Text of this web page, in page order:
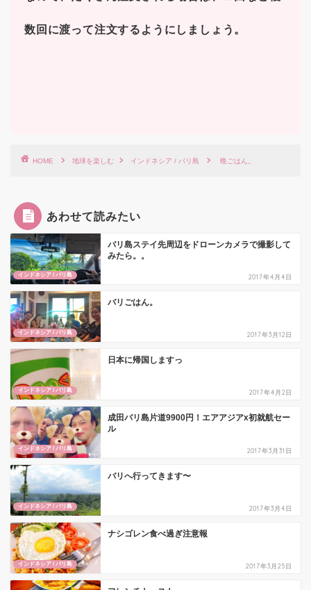
数回に渡って注文するようにしましょう。
HOME 地球を楽しむ インドネシア / バリ島 晩ごはん。
あわせて読みたい
インドネシア / バリ島
バリ島ステイ先周辺をドローンカメラで撮影して
みたら。。
2017年4月4日
インドネシア / バリ島
バリごはん。
2017年3月12日
インドネシア / バリ島
日本に帰国しますっ
2017年4月2日
インドネシア / バリ島
成田バリ島片道9900円！エアアジアx初就航セー
ル
2017年3月31日
インドネシア / バリ島
バリへ行ってきます〜
2017年3月4日
インドネシア / バリ島
ナシゴレン食べ過ぎ注意報
2017年3月25日